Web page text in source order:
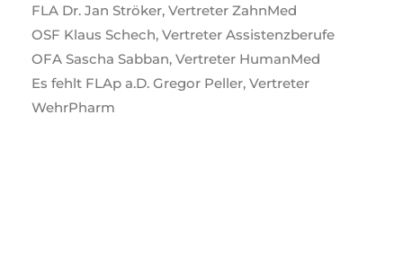
FLA Dr. Jan Ströker, Vertreter ZahnMed
OSF Klaus Schech, Vertreter Assistenzberufe
OFA Sascha Sabban, Vertreter HumanMed
Es fehlt FLAp a.D. Gregor Peller, Vertreter
WehrPharm